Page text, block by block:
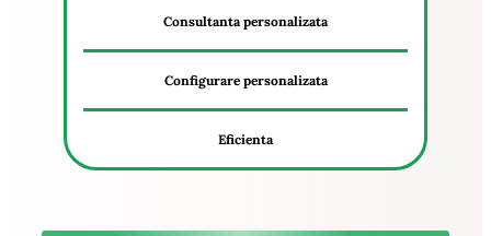
Consultanta personalizata
Configurare personalizata
Eficienta